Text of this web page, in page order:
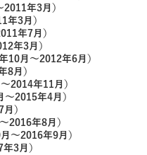
年3月）
年3月）
年7月）
年3月）
10月～2012年6月）
8月）
2014年11月）
～2015年4月）
7月）
2016年8月）
～2016年9月）
3月）